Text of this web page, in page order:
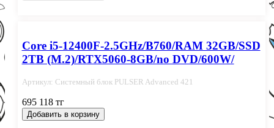
Core i5-12400F-2.5GHz/B760/RAM 32GB/SSD
2TB (M.2)/RTX5060-8GB/no DVD/600W/
Артикул: Системный блок PULSER Advanced 421
695 118 тг
Добавить в корзину